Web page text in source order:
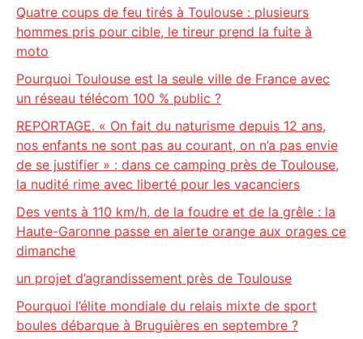
Quatre coups de feu tirés à Toulouse : plusieurs
hommes pris pour cible, le tireur prend la fuite à
moto
Pourquoi Toulouse est la seule ville de France avec
un réseau télécom 100 % public ?
REPORTAGE. « On fait du naturisme depuis 12 ans,
nos enfants ne sont pas au courant, on n’a pas envie
de se justifier » : dans ce camping près de Toulouse,
la nudité rime avec liberté pour les vacanciers
Des vents à 110 km/h, de la foudre et de la grêle : la
Haute-Garonne passe en alerte orange aux orages ce
dimanche
un projet d’agrandissement près de Toulouse
Pourquoi l’élite mondiale du relais mixte de sport
boules débarque à Bruguières en septembre ?